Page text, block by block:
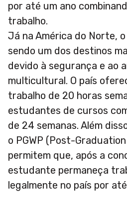
por até um ano
trabalho.
Já na América do Norte, o
sendo um dos destinos
devido à segurança e ao
multicultural. O país
trabalho de 20 horas
estudantes de cursos
de 24 semanas. Além
o PGWP (Post-
permitem que, após a
estudante permaneça
legalmente no país por